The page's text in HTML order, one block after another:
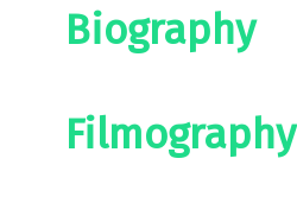
Biography
Filmography